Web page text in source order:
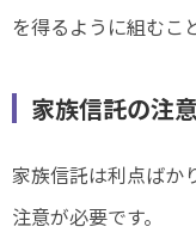
を得るように組むこ
家族信託の注
家族信託は利点ばか
注意が必要です。